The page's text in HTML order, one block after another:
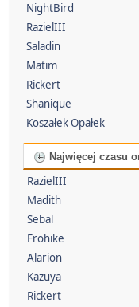
NightBird
RazielIII
Saladin
Matim
Rickert
Shanique
Koszałek Opałek
Najwięcej czasu
RazielIII
Madith
Sebal
Frohike
Alarion
Kazuya
Rickert